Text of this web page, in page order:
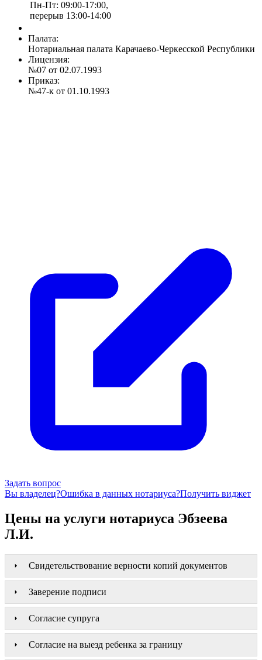
Пн-Пт: 09:00-17:00,
перерыв 13:00-14:00
Палата:
Нотариальная палата Карачаево-Черкесской Республики
Лицензия:
№07 от 02.07.1993
Приказ:
№47-к от 01.10.1993
Задать вопрос
Вы владелец?Ошибка в данных нотариуса?Получить виджет
Цены на услуги нотариуса Эбзеева
Л.И.
Свидетельствование верности копий документов
Заверение подписи
Согласие супруга
Согласие на выезд ребенка за границу